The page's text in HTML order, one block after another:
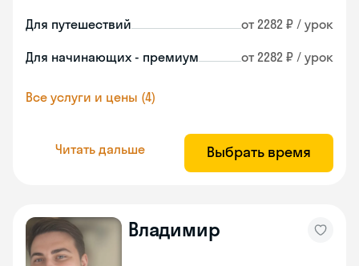
Для путешествий от 2282 ₽ / урок
Для начинающих - премиум от 2282 ₽ / урок
Все услуги и цены (4)
Читать дальше Выбрать время
Владимир